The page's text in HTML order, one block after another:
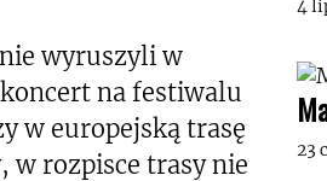
wyruszyli w
na festiwalu
w europejską trasę
w rozpisce trasy nie
4
23